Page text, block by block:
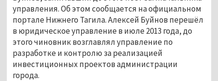
управления. Об этом сообщается на официальном
портале Нижнего Тагила. Алексей Буйнов перешёл
в юридическое управление в июле 2013 года, до
этого чиновник возглавлял управление по
разработке и контролю за реализацией
инвестиционных проектов администрации
города.